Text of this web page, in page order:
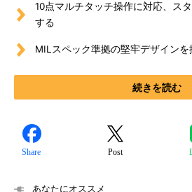
10点マルチタッチ操作に対応、ス
する
MILスペック準拠の堅牢デザインを
続きを読む
Share Post
あなたにオススメ